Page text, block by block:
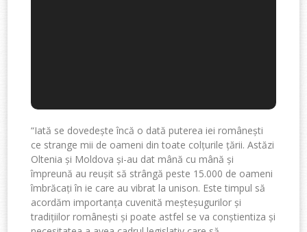
“Iată se dovedește încă o dată puterea iei românești
ce strange mii de oameni din toate colțurile țării. Astăzi
Oltenia și Moldova și-au dat mână cu mână și
împreună au reușit să strângă peste 15.000 de oameni
îmbrăcați în ie care au vibrat la unison. Este timpul să
acordăm importanța cuvenită meșteșugurilor și
tradițiilor românești și poate astfel se va conștientiza și